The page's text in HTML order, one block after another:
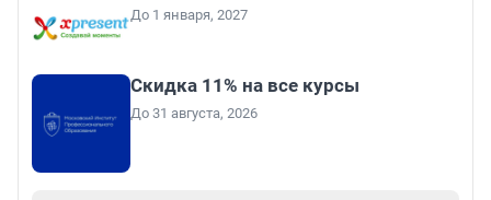
До 1 января, 2027
Скидка 11% на все курсы
До 31 августа, 2026